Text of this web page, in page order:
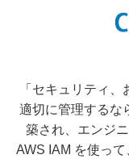
「セキュリティ
適切に管理するな
築され、エンジ
AWS IAM を使っ